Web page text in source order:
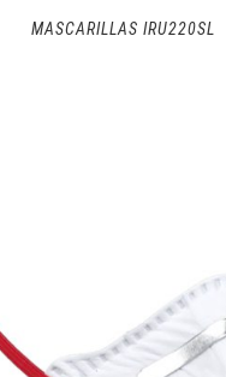
MASCARILLAS IRU220SL